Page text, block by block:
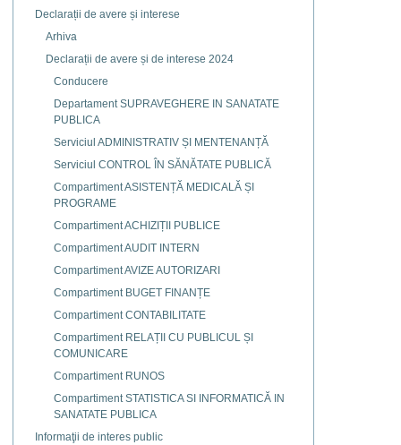
Declarații de avere și interese
Arhiva
Declarații de avere și de interese 2024
Conducere
Departament SUPRAVEGHERE IN SANATATE
PUBLICA
Serviciul ADMINISTRATIV ȘI MENTENANȚĂ
Serviciul CONTROL ÎN SĂNĂTATE PUBLICĂ
Compartiment ASISTENȚĂ MEDICALĂ ȘI
PROGRAME
Compartiment ACHIZIȚII PUBLICE
Compartiment AUDIT INTERN
Compartiment AVIZE AUTORIZARI
Compartiment BUGET FINANȚE
Compartiment CONTABILITATE
Compartiment RELAȚII CU PUBLICUL ȘI
COMUNICARE
Compartiment RUNOS
Compartiment STATISTICA SI INFORMATICĂ IN
SANATATE PUBLICA
Informaţii de interes public